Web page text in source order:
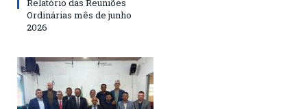
Relatório das Reuniões
Ordinárias mês de junho
2026